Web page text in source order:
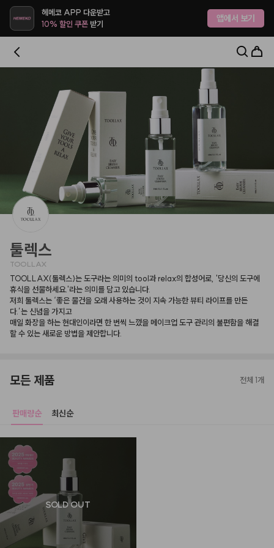
헤메코 APP 다운받고
10% 할인 쿠폰받기 앱에서 보기
툴렉스
TOOLLAX
TOOLLAX(툴렉스)는 도구라는 의미의 tool과 relax의 합성어로, '당신의 도구에
휴식을 선물하세요.'라는 의미를 담고 있습니다.
저희 툴렉스는 ‘좋은 물건을 오래 사용하는 것이 지속 가능한 뷰티 라이프를 만든
다.’는 신념을 가지고
매일 화장을 하는 현대인이라면 한 번씩 느꼈을 메이크업 도구 관리의 불편함을 해결
할 수 있는 새로운 방법을 제안합니다.
모든 제품 전체 1개
판매량순 최신순
SOLD OUT
헤메코랩 - 하나만 사도 어디로든 무료배송